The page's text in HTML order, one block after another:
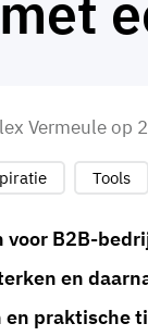
Vermeuleop
Tools
voor B2B-
en
praktische